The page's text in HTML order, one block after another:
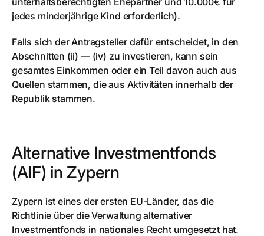
jedes minderjährige Kind erforderlich).
Falls sich der Antragsteller dafür entscheidet, in den
Abschnitten (ii) — (iv) zu investieren, kann sein
gesamtes Einkommen oder ein Teil davon auch aus
Quellen stammen, die aus Aktivitäten innerhalb der
Republik stammen.
Alternative Investmentfonds
(AIF) in Zypern
Zypern ist eines der ersten EU-Länder, das die
Richtlinie über die Verwaltung alternativer
Investmentfonds in nationales Recht umgesetzt hat.